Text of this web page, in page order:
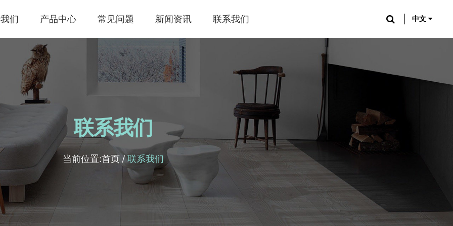
们 产品中心 常见问题 新闻资讯 联系我们 中文
联系我们
当前位置:首页 /联系我们